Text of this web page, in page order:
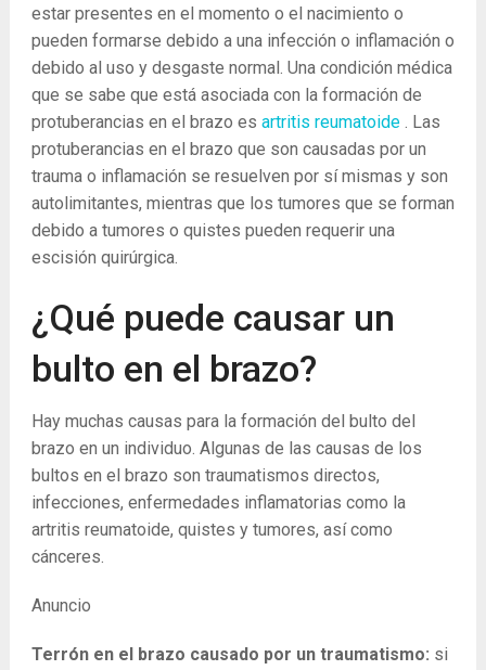
estar presentes en el momento o el nacimiento o
pueden formarse debido a una infección o inflamación o
debido al uso y desgaste normal. Una condición médica
que se sabe que está asociada con la formación de
protuberancias en el brazo es artritis reumatoide . Las
protuberancias en el brazo que son causadas por un
trauma o inflamación se resuelven por sí mismas y son
autolimitantes, mientras que los tumores que se forman
debido a tumores o quistes pueden requerir una
escisión quirúrgica.
¿Qué puede causar un
bulto en el brazo?
Hay muchas causas para la formación del bulto del
brazo en un individuo. Algunas de las causas de los
bultos en el brazo son traumatismos directos,
infecciones, enfermedades inflamatorias como la
artritis reumatoide, quistes y tumores, así como
cánceres.
Anuncio
Terrón en el brazo causado por un traumatismo: si